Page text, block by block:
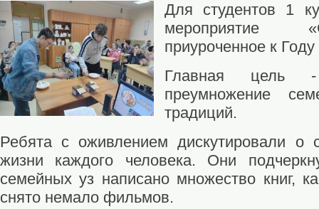
Для студентов 1
мероприятие
приуроченное к
Главная цель -
преумножение
традиций.
Ребята с оживлением дискутировали о
жизни каждого человека. Они
семейных уз написано множество книг,
снято немало фильмов.